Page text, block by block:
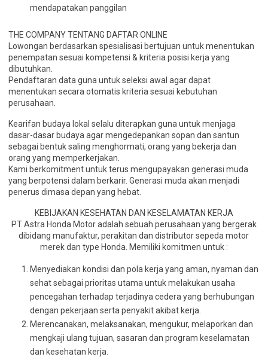
mendapatakan panggilan
THE COMPANY TENTANG DAFTAR ONLINE
Lowongan berdasarkan spesialisasi bertujuan untuk menentukan
penempatan sesuai kompetensi & kriteria posisi kerja yang
dibutuhkan.
Pendaftaran data guna untuk seleksi awal agar dapat
menentukan secara otomatis kriteria sesuai kebutuhan
perusahaan.
Kearifan budaya lokal selalu diterapkan guna untuk menjaga
dasar-dasar budaya agar mengedepankan sopan dan santun
sebagai bentuk saling menghormati, orang yang bekerja dan
orang yang memperkerjakan.
Kami berkomitment untuk terus mengupayakan generasi muda
yang berpotensi dalam berkarir. Generasi muda akan menjadi
penerus dimasa depan yang hebat.
KEBIJAKAN KESEHATAN DAN KESELAMATAN KERJA
PT Astra Honda Motor adalah sebuah perusahaan yang bergerak
dibidang manufaktur, perakitan dan distributor sepeda motor
merek dan type Honda. Memiliki komitmen untuk :
Menyediakan kondisi dan pola kerja yang aman, nyaman dan
sehat sebagai prioritas utama untuk melakukan usaha
pencegahan terhadap terjadinya cedera yang berhubungan
dengan pekerjaan serta penyakit akibat kerja.
Merencanakan, melaksanakan, mengukur, melaporkan dan
mengkaji ulang tujuan, sasaran dan program keselamatan
dan kesehatan kerja.